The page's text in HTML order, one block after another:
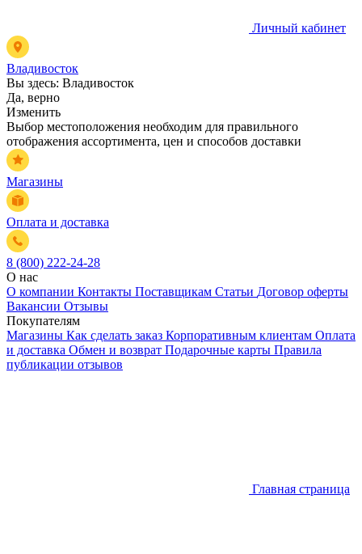
Личный кабинет
Владивосток
Вы здесь: Владивосток
Да, верно
Изменить
Выбор местоположения необходим для правильного
отображения ассортимента, цен и способов доставки
Магазины
Оплата и доставка
8 (800) 222-24-28
О нас
О компании Контакты Поставщикам Статьи Договор оферты
Вакансии Отзывы
Покупателям
Магазины Как сделать заказ Корпоративным клиентам Оплата
и доставка Обмен и возврат Подарочные карты Правила
публикации отзывов
Главная страница